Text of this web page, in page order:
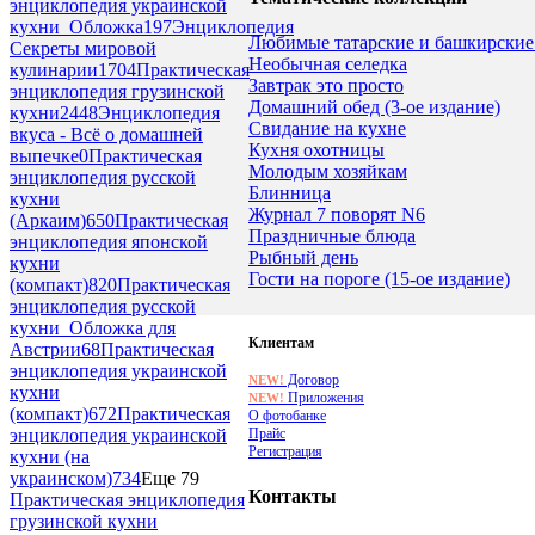
энциклопедия украинской
кухни_Обложка197Энциклопедия
Секреты мировой
кулинарии1704Практическая
энциклопедия грузинской
кухни2448Энциклопедия
вкуса - Всё о домашней
выпечке0Практическая
энциклопедия русской
кухни
(Аркаим)650Практическая
энциклопедия японской
кухни
(компакт)820Практическая
энциклопедия русской
кухни_Обложка для
Австрии68Практическая
энциклопедия украинской
кухни
(компакт)672Практическая
энциклопедия украинской
кухни (на
украинском)734Еще 79
Практическая энциклопедия
грузинской кухни
Любимые татарские и
Необычная селедка
Завтрак это просто
Домашний обед (3-ое издание)
Свидание на кухне
Кухня охотницы
Молодым хозяйкам
Блинница
Журнал 7 поворят N6
Праздничные блюда
Рыбный день
Гости на пороге (15-ое издание)
Клиентам
NEW! Договор
NEW! Приложения
О фотобанке
Прайс
Регистрация
Контакты